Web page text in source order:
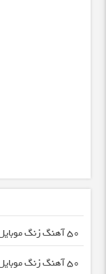
50 آهنگ زنگ موبایل خواننده
50 آهنگ زنگ موبایل محرم ۹۶